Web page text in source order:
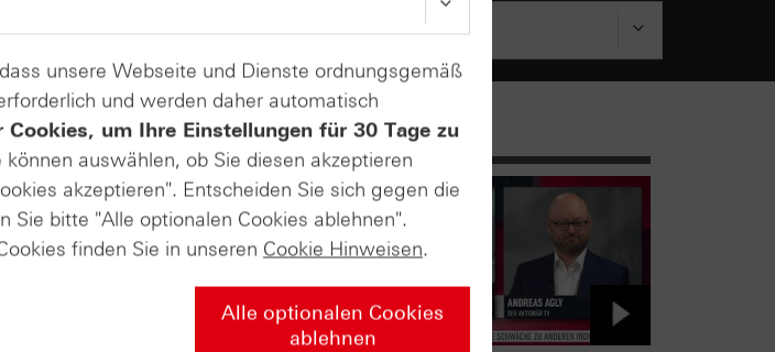
unsere Webseite und Dienste ordnungsgemäß
und werden daher automatisch
um Ihre Einstellungen für 30 Tage zu
auswählen, ob Sie diesen akzeptieren
akzeptieren". Entscheiden Sie sich gegen die
Sie bitte "Alle optionalen Cookies ablehnen".
finden Sie in unseren Cookie Hinweisen.
Alle optionalen Cookies
ablehnen